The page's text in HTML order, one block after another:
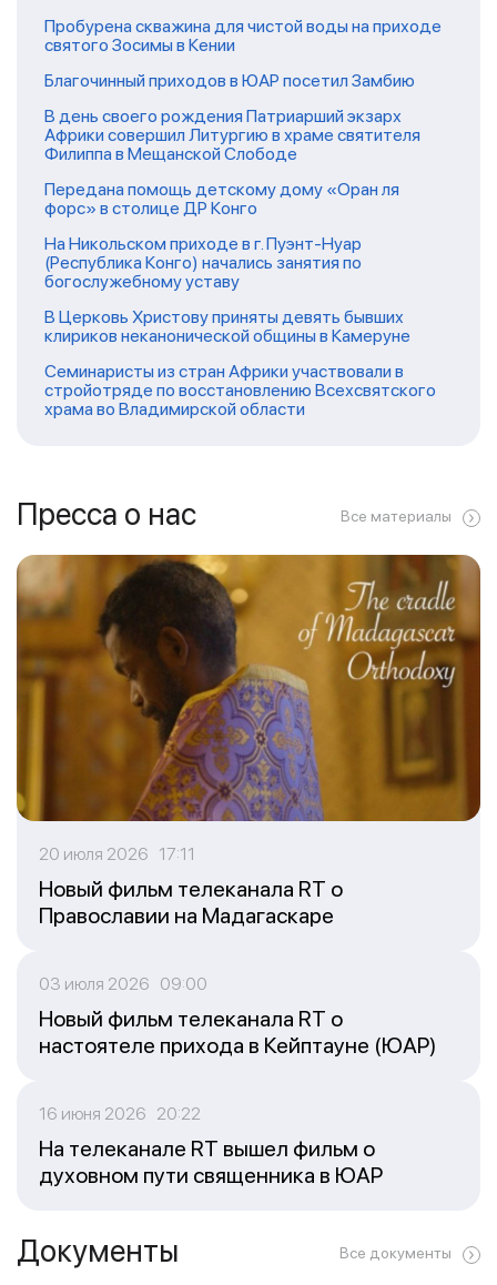
Пробурена скважина для чистой воды на приходе
святого Зосимы в Кении
Благочинный приходов в ЮАР посетил Замбию
В день своего рождения Патриарший экзарх
Африки совершил Литургию в храме святителя
Филиппа в Мещанской Слободе
Передана помощь детскому дому «Оран ля
форс» в столице ДР Конго
На Никольском приходе в г. Пуэнт-Нуар
(Республика Конго) начались занятия по
богослужебному уставу
В Церковь Христову приняты девять бывших
клириков неканонической общины в Камеруне
Семинаристы из стран Африки участвовали в
стройотряде по восстановлению Всехсвятского
храма во Владимирской области
Пресса о нас Все материалы
20 июля 2026 17:11
Новый фильм телеканала RT о
Православии на Мадагаскаре
03 июля 2026 09:00
Новый фильм телеканала RT о
настоятеле прихода в Кейптауне (ЮАР)
16 июня 2026 20:22
На телеканале RT вышел фильм о
духовном пути священника в ЮАР
Документы Все документы